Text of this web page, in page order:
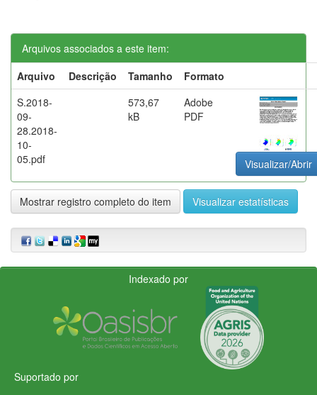
Arquivos associados a este item:
Arquivo
Descrição Tamanho
Formato
S.2018-
09-
28.2018-
10-
05.pdf
573,67
kB
Adobe
PDF
Visualizar/Abrir
Mostrar registro completo do item Visualizar estatísticas
Indexado por
Suportado por